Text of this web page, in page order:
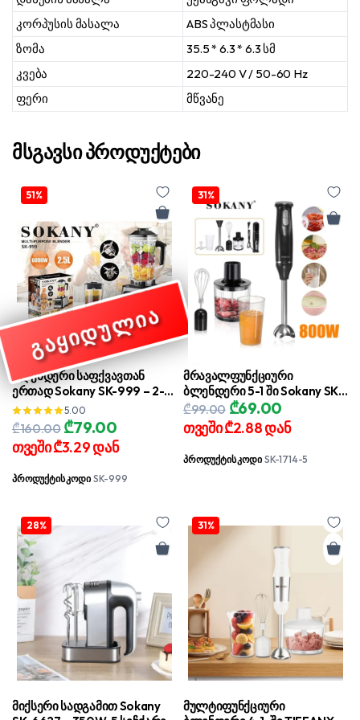
კორპუსის მასალა
ABS პლასტმასი
ზომა
35.5 * 6.3 * 6.3 სმ
კვება
220-240 V / 50-60 Hz
ფერი
მწვანე
მსგავსი პროდუქტები
51%
ბლენდერი საფქვავთან
ერთად Sokany SK-999 – 2-1-
ში მულტიფუნქციური
აპარატი
5.00
₾160.00 Original
price
was:
₾160.00.
₾79.00Current
price
is:
₾79.00.
თვეში₾3.29დან
პროდუქტის კოდი SK-999
ᲒᲐᲧᲘᲓᲣᲚᲘᲐ
31%
მრავალფუნქციური
ბლენდერი 5-1 ში Sokany SK-
1714-5 – 800 W, სპილენძის
ძრავითა და რძის
ამოსაყვანით
₾99.00 Original
price
was:
₾99.00.
₾69.00Current
price
is:
₾69.00.
თვეში₾2.88დან
პროდუქტის კოდი SK-1714-5
28%
მიქსერი სადგამით Sokany
31%
მულტიფუნქციური